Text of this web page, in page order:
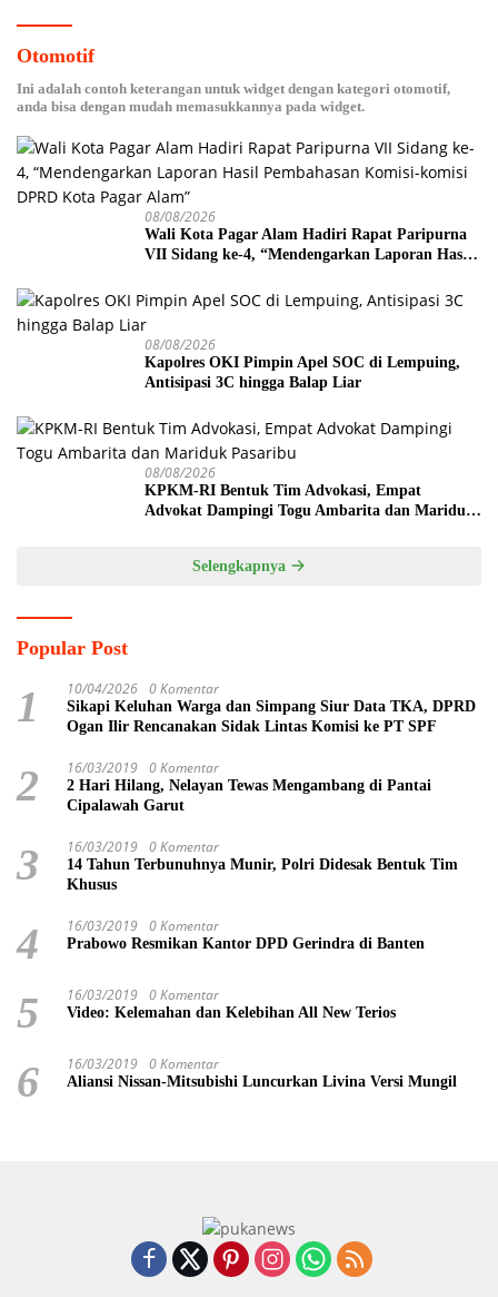
Otomotif
Ini adalah contoh keterangan untuk widget dengan kategori otomotif,
anda bisa dengan mudah memasukkannya pada widget.
08/08/2026
Wali Kota Pagar Alam Hadiri Rapat Paripurna
VII Sidang ke-4, “Mendengarkan Laporan Hasil
Alam”
08/08/2026
Kapolres OKI Pimpin Apel SOC di Lempuing,
Antisipasi 3C hingga Balap Liar
08/08/2026
KPKM-RI Bentuk Tim Advokasi, Empat
Advokat Dampingi Togu Ambarita dan Mariduk
Selengkapnya
Popular Post
1 10/04/2026 0 Komentar
Sikapi Keluhan Warga dan Simpang Siur Data TKA, DPRD
Ogan Ilir Rencanakan Sidak Lintas Komisi ke PT SPF
2 16/03/2019 0 Komentar
2 Hari Hilang, Nelayan Tewas Mengambang di Pantai
Cipalawah Garut
3 16/03/2019 0 Komentar
14 Tahun Terbunuhnya Munir, Polri Didesak Bentuk Tim
Khusus
4 16/03/2019 0 Komentar
Prabowo Resmikan Kantor DPD Gerindra di Banten
5 16/03/2019 0 Komentar
Video: Kelemahan dan Kelebihan All New Terios
6 16/03/2019 0 Komentar
Aliansi Nissan-Mitsubishi Luncurkan Livina Versi Mungil